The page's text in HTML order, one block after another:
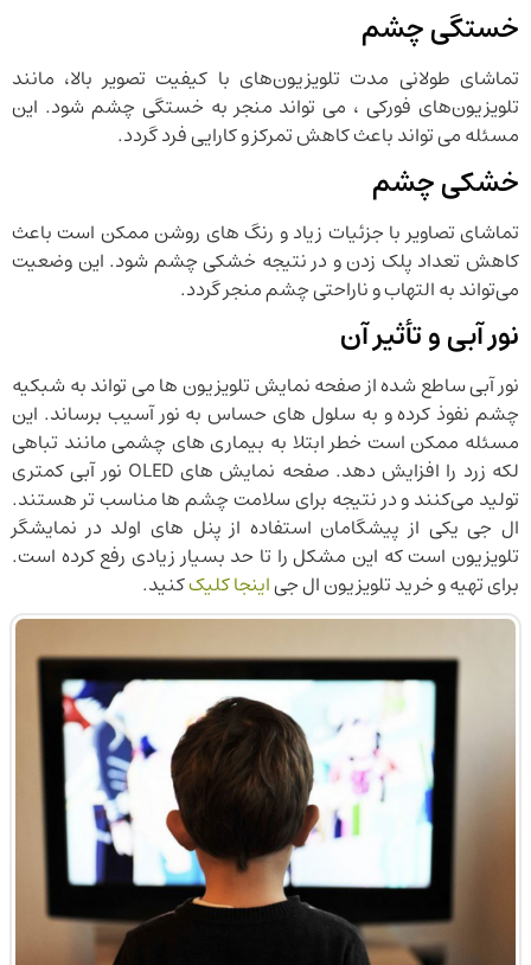
خستگی چشم
تماشای طولانی‌ مدت تلویزیون‌های با کیفیت تصویر بالا، مانند
تلویزیون‌های فورکی ، می‌ تواند منجر به خستگی چشم شود. این
مسئله می‌ تواند باعث کاهش تمرکز و کارایی فرد گردد.
خشکی چشم
تماشای تصاویر با جزئیات زیاد و رنگ‌ های روشن ممکن است باعث
کاهش تعداد پلک زدن و در نتیجه خشکی چشم شود. این وضعیت
می‌تواند به التهاب و ناراحتی چشم منجر گردد.
نور آبی و تأثیر آن
نور آبی ساطع ‌شده از صفحه‌ نمایش تلویزیون ‌ها می‌ تواند به شبکیه
چشم نفوذ کرده و به سلول ‌های حساس به نور آسیب برساند. این
مسئله ممکن است خطر ابتلا به بیماری‌ های چشمی مانند تباهی
لکه زرد را افزایش دهد. صفحه ‌نمایش ‌های OLED نور آبی کمتری
تولید می‌کنند و در نتیجه برای سلامت چشم‌ ها مناسب‌ تر هستند.
ال جی یکی از پیشگامان استفاده از پنل های اولد در نمایشگر
تلویزیون است که این مشکل را تا حد بسیار زیادی رفع کرده است.
برای تهیه و خرید تلویزیون ال جیاینجا کلیککنید.